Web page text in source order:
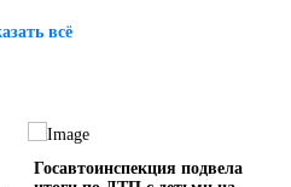
всё
Госавтоинспекция подвела